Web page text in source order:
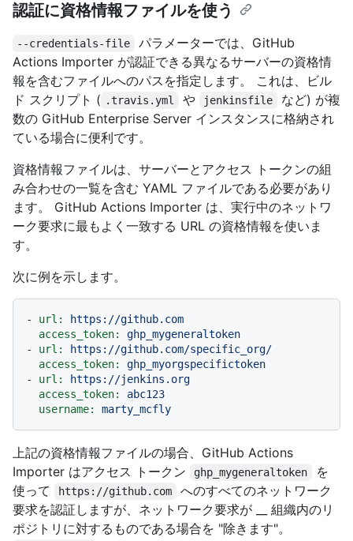
認証に資格情報ファイルを使う
--credentials-file
パラメーターでは、GitHub
Actions Importer が認証できる異なるサーバーの資格情
報を含むファイルへのパスを指定します。 これは、ビル
ド スクリプト ( .travis.yml や jenkinsfile
など) が複
数の GitHub Enterprise Server インスタンスに格納され
ている場合に便利です。
資格情報ファイルは、サーバーとアクセス トークンの組
み合わせの一覧を含む YAML ファイルである必要があり
ます。 GitHub Actions Importer は、実行中のネットワ
ーク要求に最もよく一致する URL の資格情報を使いま
す。
次に例を示します。
- url:
https://github.com
access_token:
ghp_mygeneraltoken
-
url:
https://github.com/specific_org/
access_token:
ghp_myorgspecifictoken
-
url:
https://jenkins.org
access_token:
abc123
username:
marty_mcfly
上記の資格情報ファイルの場合、GitHub Actions
Importer はアクセス トークン
ghp_mygeneraltoken
を
使って
https://github.com
へのすべてのネットワーク
要求を認証しますが、ネットワーク要求が __ 組織内のリ
ポジトリに対するものである場合を "除きます"。